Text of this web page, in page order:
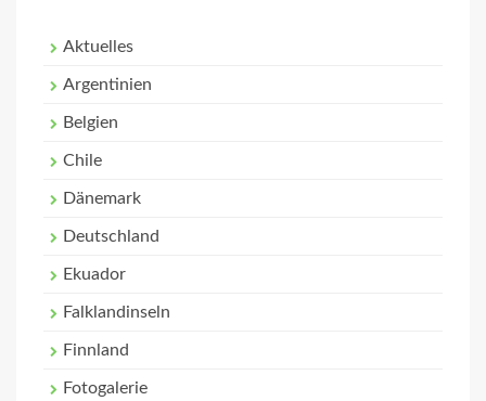
Aktuelles
Argentinien
Belgien
Chile
Dänemark
Deutschland
Ekuador
Falklandinseln
Finnland
Fotogalerie